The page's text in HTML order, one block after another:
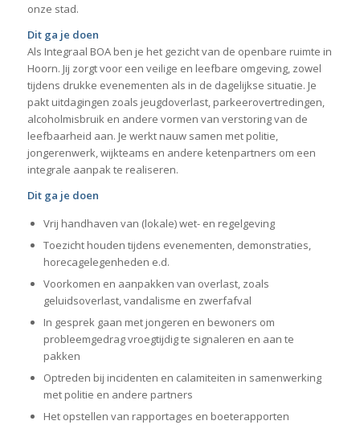
onze stad.
Dit ga je doen
Als Integraal BOA ben je het gezicht van de openbare ruimte in
Hoorn. Jij zorgt voor een veilige en leefbare omgeving, zowel
tijdens drukke evenementen als in de dagelijkse situatie. Je
pakt uitdagingen zoals jeugdoverlast, parkeerovertredingen,
alcoholmisbruik en andere vormen van verstoring van de
leefbaarheid aan. Je werkt nauw samen met politie,
jongerenwerk, wijkteams en andere ketenpartners om een
integrale aanpak te realiseren.
Dit ga je doen
Vrij handhaven van (lokale) wet- en regelgeving
Toezicht houden tijdens evenementen, demonstraties,
horecagelegenheden e.d.
Voorkomen en aanpakken van overlast, zoals
geluidsoverlast, vandalisme en zwerfafval
In gesprek gaan met jongeren en bewoners om
probleemgedrag vroegtijdig te signaleren en aan te
pakken
Optreden bij incidenten en calamiteiten in samenwerking
met politie en andere partners
Het opstellen van rapportages en boeterapporten